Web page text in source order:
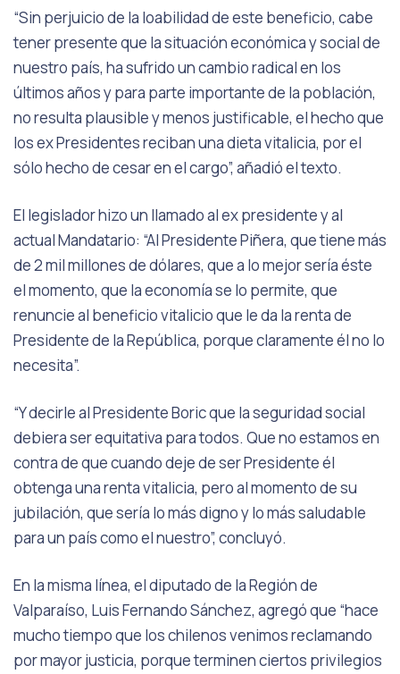
“Sin perjuicio de la loabilidad de este beneficio, cabe
tener presente que la situación económica y social de
nuestro país, ha sufrido un cambio radical en los
últimos años y para parte importante de la población,
no resulta plausible y menos justificable, el hecho que
los ex Presidentes reciban una dieta vitalicia, por el
sólo hecho de cesar en el cargo”, añadió el texto.
El legislador hizo un llamado al ex presidente y al
actual Mandatario: “Al Presidente Piñera, que tiene más
de 2 mil millones de dólares, que a lo mejor sería éste
el momento, que la economía se lo permite, que
renuncie al beneficio vitalicio que le da la renta de
Presidente de la República, porque claramente él no lo
necesita”.
“Y decirle al Presidente Boric que la seguridad social
debiera ser equitativa para todos. Que no estamos en
contra de que cuando deje de ser Presidente él
obtenga una renta vitalicia, pero al momento de su
jubilación, que sería lo más digno y lo más saludable
para un país como el nuestro”, concluyó.
En la misma línea, el diputado de la Región de
Valparaíso, Luis Fernando Sánchez, agregó que “hace
mucho tiempo que los chilenos venimos reclamando
por mayor justicia, porque terminen ciertos privilegios